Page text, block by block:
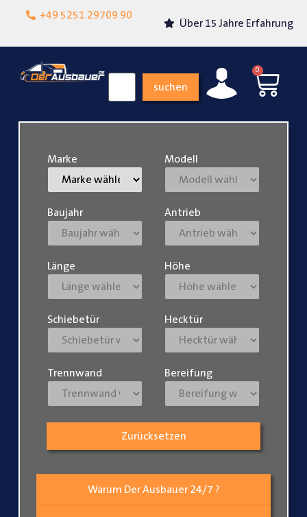
+49 5251 29709 90
Lokalgeschäft in
Über 15 Jahre Erfahrung
suchen
0
Warum Der Ausbauer 24/7 ?
Marke Modell
Baujahr Antrieb
Länge Höhe
Schiebetür Hecktür
Trennwand Bereifung
Zurücksetzen